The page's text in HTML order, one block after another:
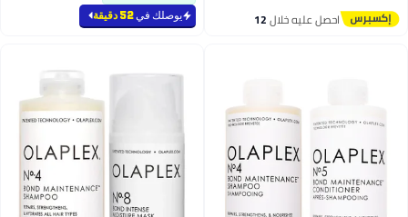
احصل عليه خلال12 يوصلك في52 دقيقة